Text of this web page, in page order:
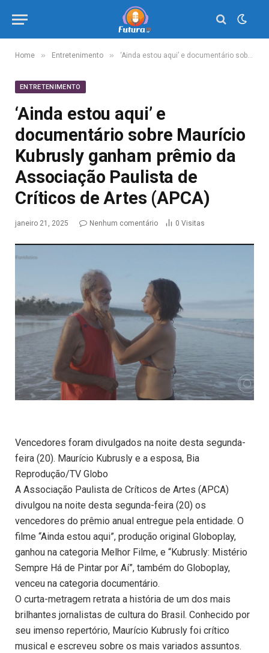
Home » Entretenimento » ‘Ainda estou aqui’ e documentário sobre Maurício Kubrusly ganham prêmio da Associação Paulista de Críticos de Artes (APCA)
ENTRETENIMENTO
‘Ainda estou aqui’ e
documentário sobre Maurício
Kubrusly ganham prêmio da
Associação Paulista de
Críticos de Artes (APCA)
janeiro 21, 2025 Nenhum comentário 0 Visitas
Vencedores foram divulgados na noite desta segunda-
feira (20). Maurício Kubrusly e a esposa, Bia
Reprodução/TV Globo
A Associação Paulista de Críticos de Artes (APCA)
divulgou na noite desta segunda-feira (20) os
vencedores do prêmio anual entregue pela entidade. O
filme “Ainda estou aqui”, produção original Globoplay,
ganhou na categoria Melhor Filme, e “Kubrusly: Mistério
Sempre Há de Pintar por Aí”, também do Globoplay,
venceu na categoria documentário.
O curta-metragem retrata a história de um dos mais
brilhantes jornalistas de cultura do Brasil. Conhecido por
seu imenso repertório, Maurício Kubrusly foi crítico
musical e escreveu sobre os mais variados assuntos.